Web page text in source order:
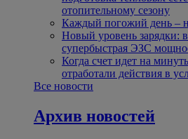
отопительному сезону
Каждый погожий день –
Новый уровень зарядки:
супербыстрая ЭЗС
Когда счет идет на
отработали действия в
Все новости
Архив новостей